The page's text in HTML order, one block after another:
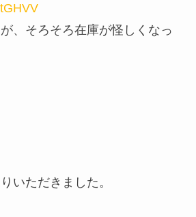
が、そろそろ在庫が怪しくなっ
いただきました。